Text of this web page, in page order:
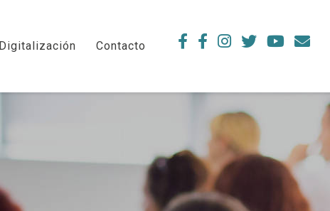
Digitalización Contacto